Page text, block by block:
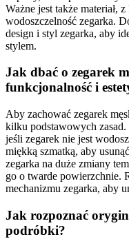
Ważne jest także materiał,
wodoszczelność zegarka.
design i styl zegarka, aby
stylem.
Jak dbać o zegarek
funkcjonalność i
Aby zachować zegarek
kilku podstawowych
jeśli zegarek nie jest
miękką szmatką, aby
zegarka na duże zmiany
go o twarde powierzchnie.
mechanizmu zegarka, aby
Jak rozpoznać
podróbki?